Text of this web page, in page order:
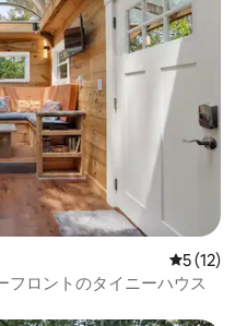
レビュー
5 (12)
フロントのタイニーハウス